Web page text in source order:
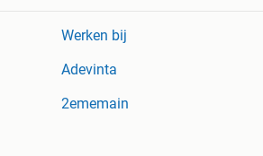
Werken bij
Adevinta
2ememain